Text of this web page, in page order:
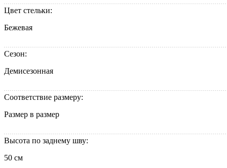
Цвет стельки:
Бежевая
Сезон:
Демисезонная
Соответствие размеру:
Размер в размер
Высота по заднему шву:
50 см